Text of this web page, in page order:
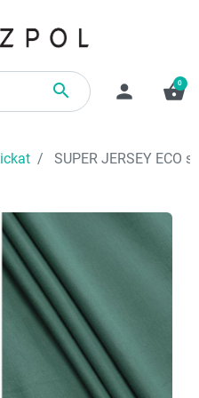
 person shopping_basket
0
SUPER JERSEY ECO